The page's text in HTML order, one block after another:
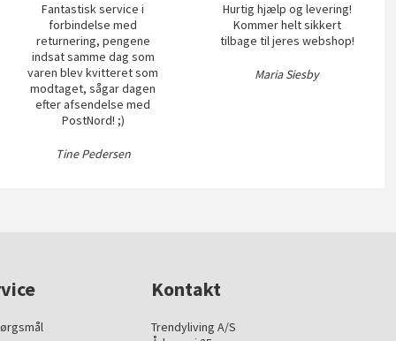
Fantastisk service i
forbindelse med
returnering, pengene
indsat samme dag som
varen blev kvitteret som
modtaget, sågar dagen
efter afsendelse med
PostNord! ;)
Tine Pedersen
Hurtig hjælp og levering!
Kommer helt sikkert
tilbage til jeres webshop!
Maria Siesby
Kontakt
Trendyliving A/S